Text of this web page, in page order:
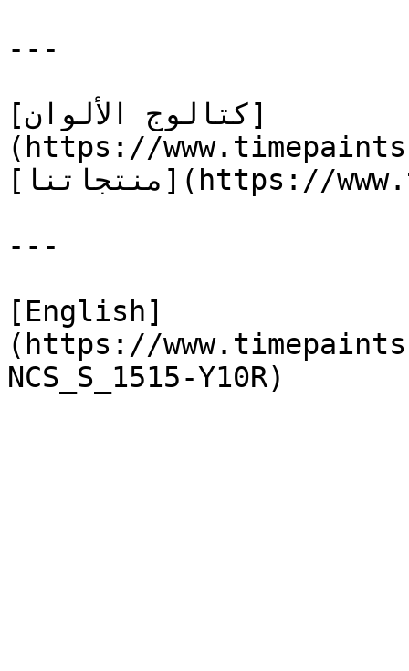
---
[كتالوج الألوان]
(https://
[منتجاتنا](https://www.timepaints.com/ar/products)
---
[English]
(https://
NCS_S_1515-Y10R)